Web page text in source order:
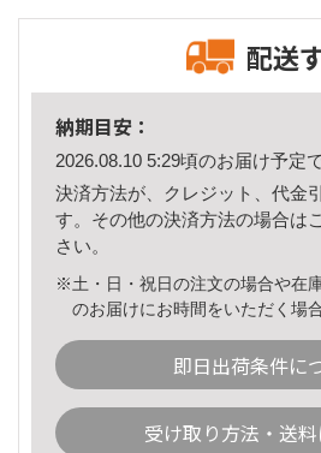
配送
納期目安：
2026.08.10 5:29頃のお届け予定で
決済方法が、クレジット、代金
す。その他の決済方法の場合は
さい。
※土・日・祝日の注文の場合や在
のお届けにお時間をいただく場
即日出荷条件に
受け取り方法・送